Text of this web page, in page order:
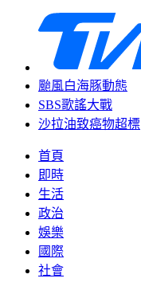
颱風白海豚動態
SBS歌謠大戰
沙拉油致癌物超標
首頁
即時
生活
政治
娛樂
國際
社會